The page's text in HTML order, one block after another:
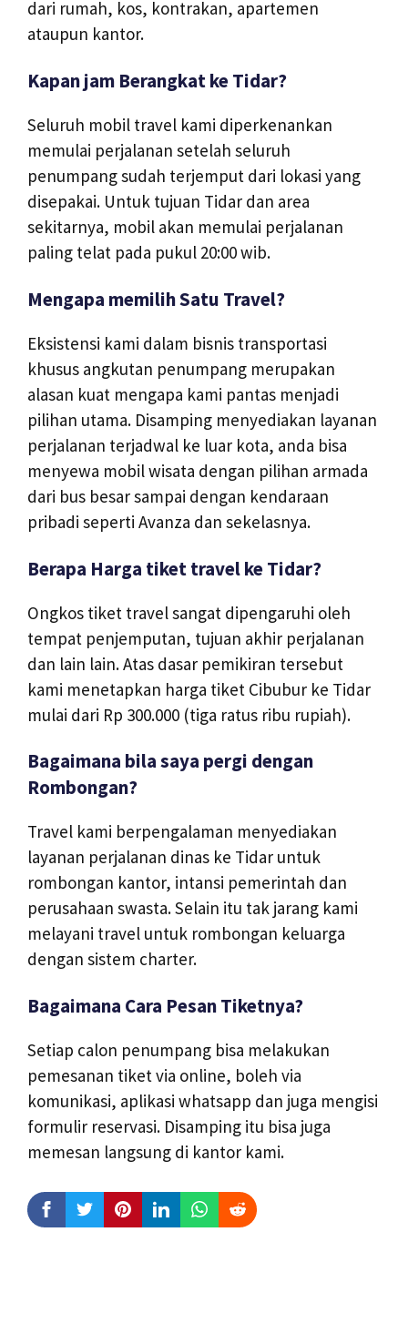
dari rumah, kos, kontrakan, apartemen
ataupun kantor.
Kapan jam Berangkat ke Tidar?
Seluruh mobil travel kami diperkenankan
memulai perjalanan setelah seluruh
penumpang sudah terjemput dari lokasi yang
disepakai. Untuk tujuan Tidar dan area
sekitarnya, mobil akan memulai perjalanan
paling telat pada pukul 20:00 wib.
Mengapa memilih Satu Travel?
Eksistensi kami dalam bisnis transportasi
khusus angkutan penumpang merupakan
alasan kuat mengapa kami pantas menjadi
pilihan utama. Disamping menyediakan layanan
perjalanan terjadwal ke luar kota, anda bisa
menyewa mobil wisata dengan pilihan armada
dari bus besar sampai dengan kendaraan
pribadi seperti Avanza dan sekelasnya.
Berapa Harga tiket travel ke Tidar?
Ongkos tiket travel sangat dipengaruhi oleh
tempat penjemputan, tujuan akhir perjalanan
dan lain lain. Atas dasar pemikiran tersebut
kami menetapkan harga tiket Cibubur ke Tidar
mulai dari Rp 300.000 (tiga ratus ribu rupiah).
Bagaimana bila saya pergi dengan
Rombongan?
Travel kami berpengalaman menyediakan
layanan perjalanan dinas ke Tidar untuk
rombongan kantor, intansi pemerintah dan
perusahaan swasta. Selain itu tak jarang kami
melayani travel untuk rombongan keluarga
dengan sistem charter.
Bagaimana Cara Pesan Tiketnya?
Setiap calon penumpang bisa melakukan
pemesanan tiket via online, boleh via
komunikasi, aplikasi whatsapp dan juga mengisi
formulir reservasi. Disamping itu bisa juga
memesan langsung di kantor kami.